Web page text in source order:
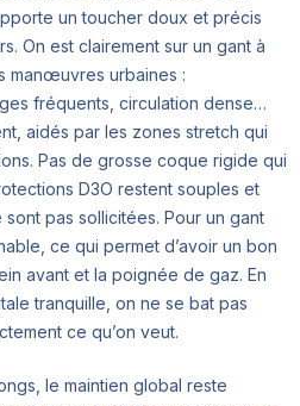
un toucher doux et précis
On est clairement sur un gant à
manœuvres urbaines :
fréquents, circulation dense…
aidés par les zones stretch qui
Pas de grosse coque rigide qui
D3O restent souples et
pas sollicitées. Pour un gant
ce qui permet d’avoir un bon
avant et la poignée de gaz. En
tranquille, on ne se bat pas
ce qu’on veut.
le maintien global reste